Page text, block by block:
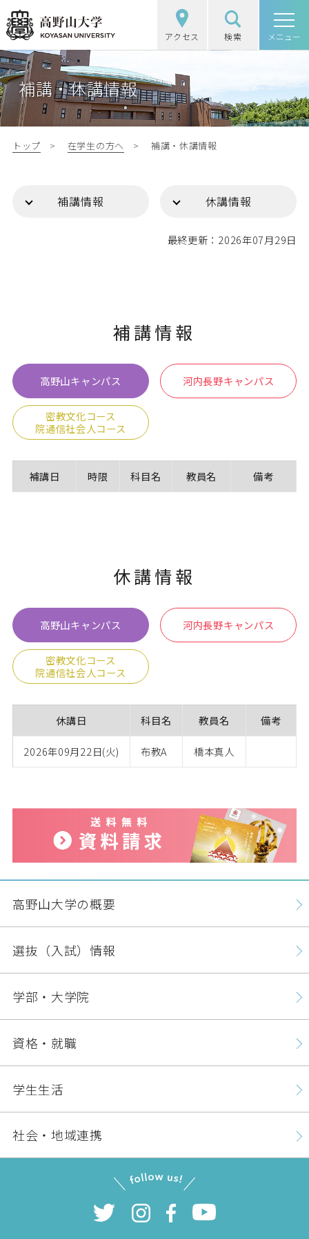
高野山大学
アクセス
検索
高野山大学の概要
選抜（入試）情報
学部・大学院
保護者の方
企業・一般の方 WebClass
ご支援をお考えの方へ
補講・休講情報
トップ 在学生の方へ 補講・休講情報
補講情報 休講情報
最終更新：2026年07月29日
補講情報
高野山キャンパス 河内長野キャンパス
密教文化コース
院通信社会人コース
補講日 時限 科目名 教員名 備考
休講情報
高野山キャンパス 河内長野キャンパス
密教文化コース
院通信社会人コース
休講日 科目名 教員名 備考
2026年09月22日(火) 布教A 橋本真人
高野山大学の概要
選抜（入試）情報
学部・大学院
資格・就職
学生生活
社会・地域連携